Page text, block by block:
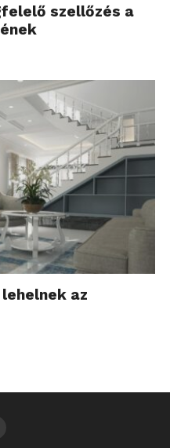
szellőzés a
az